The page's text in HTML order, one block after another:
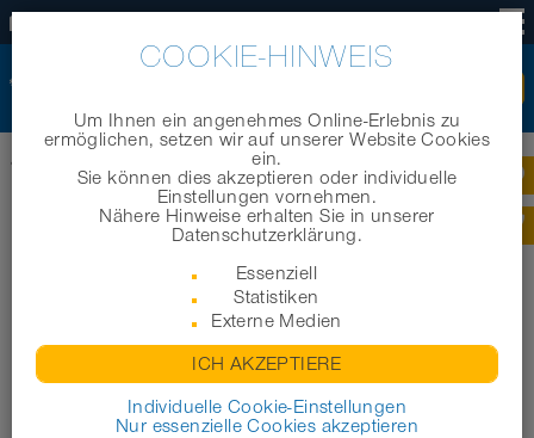
Industrieschläuche/ Technische Schläuche EVA 373
COOKIE-HINWEIS
Um Ihnen ein angenehmes Online-Erlebnis zu
ermöglichen, setzen wir auf unserer Website Cookies
ein.
Sie können dies akzeptieren oder individuelle
Einstellungen vornehmen.
Nähere Hinweise erhalten Sie in unserer
Datenschutzerklärung.
Essenziell
Statistiken
Externe Medien
ICH AKZEPTIERE
Individuelle Cookie-Einstellungen
Nur essenzielle Cookies akzeptieren